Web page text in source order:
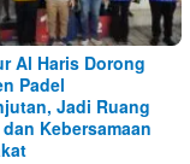
Al Haris Dorong
Padel
Jadi Ruang
Kebersamaan